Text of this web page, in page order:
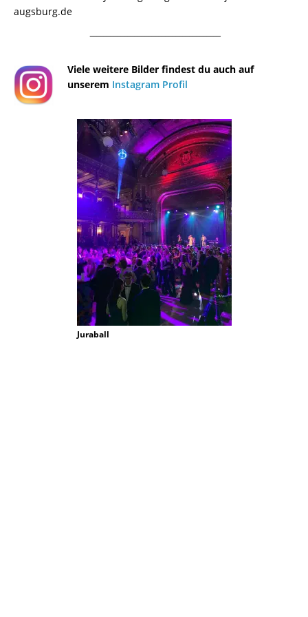
augsburg.de
¯¯¯¯¯¯¯¯¯¯¯¯¯¯¯¯¯¯¯¯¯¯¯¯¯¯¯¯¯¯¯¯¯¯¯¯¯¯
Viele weitere Bilder findest du auch auf
unserem Instagram Profil
Juraball